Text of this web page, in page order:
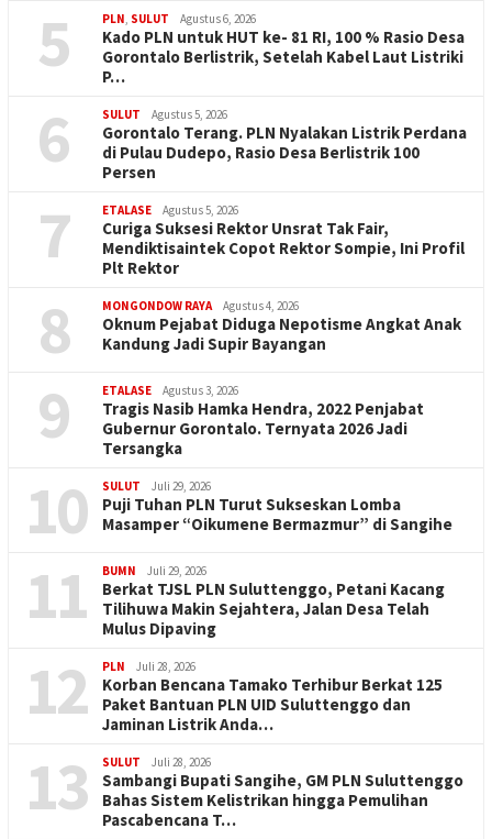
5 PLN, SULUT Agustus 6, 2026
Kado PLN untuk HUT ke- 81 RI, 100 % Rasio Desa
Gorontalo Berlistrik, Setelah Kabel Laut Listriki
P…
6 SULUT Agustus 5, 2026
Gorontalo Terang. PLN Nyalakan Listrik Perdana
di Pulau Dudepo, Rasio Desa Berlistrik 100
Persen
7 ETALASE Agustus 5, 2026
Curiga Suksesi Rektor Unsrat Tak Fair,
Mendiktisaintek Copot Rektor Sompie, Ini Profil
Plt Rektor
8 MONGONDOW RAYA Agustus 4, 2026
Oknum Pejabat Diduga Nepotisme Angkat Anak
Kandung Jadi Supir Bayangan
9 ETALASE Agustus 3, 2026
Tragis Nasib Hamka Hendra, 2022 Penjabat
Gubernur Gorontalo. Ternyata 2026 Jadi
Tersangka
10 SULUT Juli 29, 2026
Puji Tuhan PLN Turut Sukseskan Lomba
Masamper “Oikumene Bermazmur” di Sangihe
11 BUMN Juli 29, 2026
Berkat TJSL PLN Suluttenggo, Petani Kacang
Tilihuwa Makin Sejahtera, Jalan Desa Telah
Mulus Dipaving
12 PLN Juli 28, 2026
Korban Bencana Tamako Terhibur Berkat 125
Paket Bantuan PLN UID Suluttenggo dan
Jaminan Listrik Anda…
13 SULUT Juli 28, 2026
Sambangi Bupati Sangihe, GM PLN Suluttenggo
Bahas Sistem Kelistrikan hingga Pemulihan
Pascabencana T…